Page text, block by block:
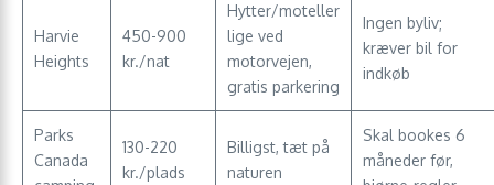
Harvie
Heights
450-900
kr./nat
Hytter/moteller
lige ved
motorvejen,
gratis parkering
Ingen byliv;
kræver bil for
indkøb
Parks
Canada
130-220
kr./plads
Billigst, tæt på
naturen
Skal bookes 6
måneder før,